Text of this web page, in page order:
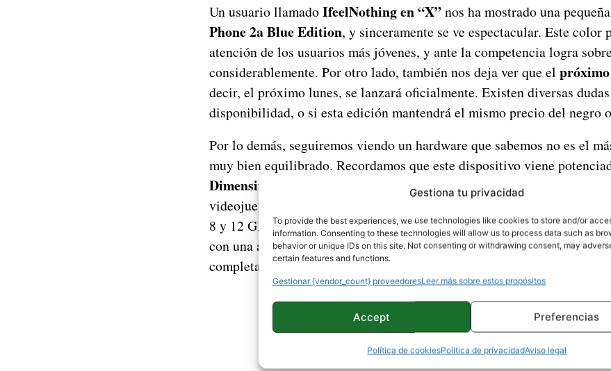
Gestiona tu privacidad
To provide the best experiences, we use technologies like cookies to store and/or
information. Consenting to these technologies will allow us to process data such as
behavior or unique IDs on this site. Not consenting or withdrawing consent, may
certain features and functions.
Gestionar {vendor_count} proveedoresLeer más sobre estos propósitos
Accept Preferencias
Política de cookiesPolítica de privacidadAviso legal
Un usuario llamadoIfeelNothing en “X”nos ha mostrado una
Phone 2a Blue Edition, y sinceramente se ve espectacular. Este
atención de los usuarios más jóvenes, y ante la competencia logra
considerablemente. Por otro lado, también nos deja ver que el
decir, el próximo lunes, se lanzará oficialmente. Existen diversas
disponibilidad, o si esta edición mantendrá el mismo precio del negro
Por lo demás, seguiremos viendo un hardware que sabemos no es el
muy bien equilibrado. Recordamos que este dispositivo viene
Dimensity 7200
, un chipset 5G con un alto rendimiento, pero
videojuegos en gráficos altos puede quedarse corto. En cualquier caso,
8 y 12 GB de memoria RAM y 128/256 GB de almacenamiento. Su
con una alta frecuencia de actualización de 120 Hz y 1.100 nits de
completamente plano.